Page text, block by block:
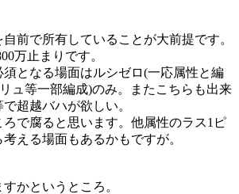
前で所有していることが大前提です。
万止まりです。
となる場面はルシゼロ(一応属性と編
ュ等一部編成)のみ。またこちらも出来
超越バハが欲しい。
ろで腐ると思います。他属性のラス1ピ
える場面もあるかもですが。
かというところ。